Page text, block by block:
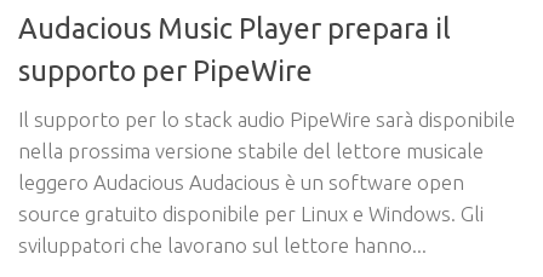
Audacious Music Player prepara il
supporto per PipeWire
Il supporto per lo stack audio PipeWire sarà disponibile
nella prossima versione stabile del lettore musicale
leggero Audacious Audacious è un software open
source gratuito disponibile per Linux e Windows. Gli
sviluppatori che lavorano sul lettore hanno...